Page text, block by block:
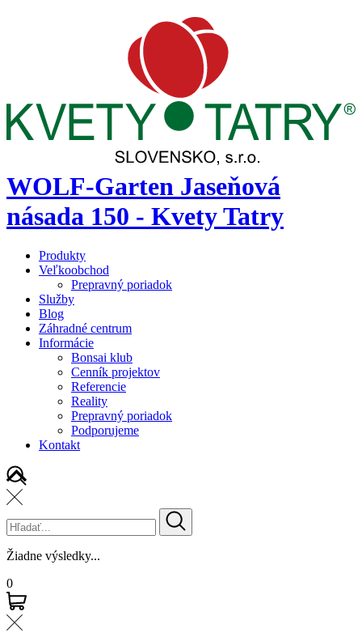
WOLF-Garten Jaseňová
násada 150 - Kvety Tatry
Produkty
Veľkoobchod
Prepravný poriadok
Služby
Blog
Záhradné centrum
Informácie
Bonsai klub
Cenník projektov
Referencie
Reality
Prepravný poriadok
Podporujeme
Kontakt
Žiadne výsledky...
0